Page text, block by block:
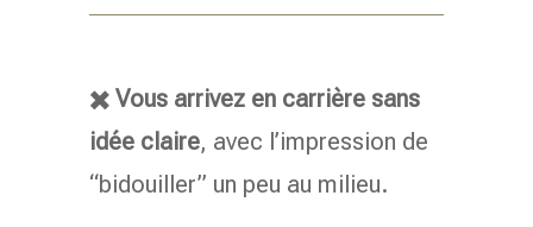
✖️ Vous arrivez en carrière sans
idée claire, avec l’impression de
“bidouiller” un peu au milieu.